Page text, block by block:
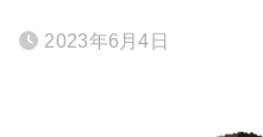
2023年6月4日